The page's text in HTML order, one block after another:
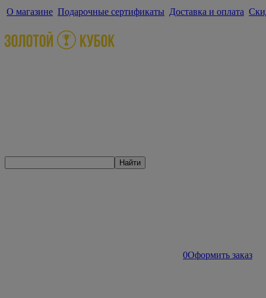
О магазине Подарочные сертификаты Доставка и оплата
Найти
0Оформить заказ